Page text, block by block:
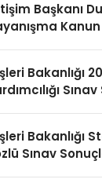
Başkanı
Bakanlığı
Bakanlığı
Sınav